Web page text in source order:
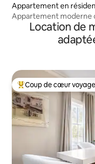
Appartement en
ans
Appartement moderne
piscineLocation de
Coups de cœur
Coup de cœur